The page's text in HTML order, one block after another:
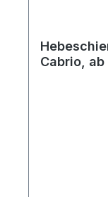
Cabrio,